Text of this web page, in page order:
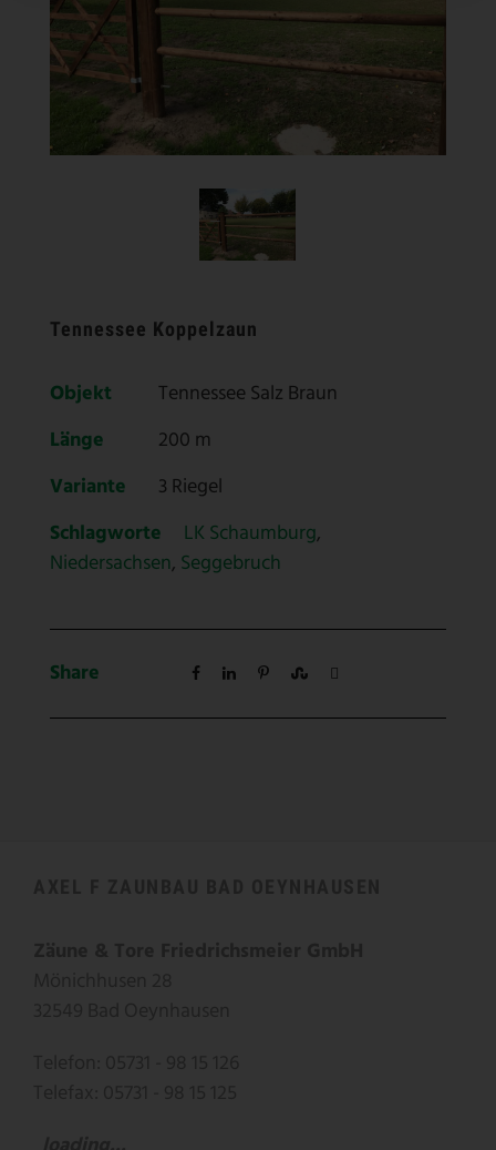
Tennessee Koppelzaun
Objekt
Tennessee Salz Braun
Länge
200 m
Variante
3 Riegel
Schlagworte
LK Schaumburg,
Niedersachsen, Seggebruch
Share